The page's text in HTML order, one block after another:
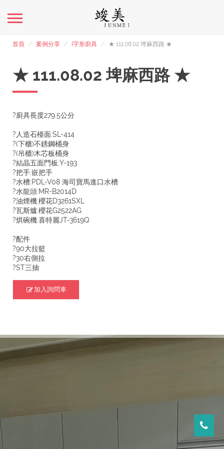
首頁 案例分享 I字形廚具 ★ 111.08.02 埤麻西路 ★
★ 111.08.02 埤麻西路 ★
?廚具長度279.5公分
?人造石檯面:SL-414
?(下櫃)不銹鋼桶身
?(吊櫃)木芯板桶身
?結晶五面門板:Y-193
?把手:嵌把手
?水槽:PDL-V08 海司寶馬進口水槽
?水龍頭:MR-B2014D
?油煙機:櫻花D3261SXL
?瓦斯爐:櫻花G2522AG
?烘碗機:喜特麗JT-3619Q
?配件
?90大拉籃
?30右側拉
?ST三抽
加入詢問車